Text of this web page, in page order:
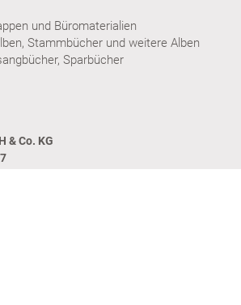
und Büromaterialien
Stammbücher und weitere Alben
Sparbücher
& Co. KG